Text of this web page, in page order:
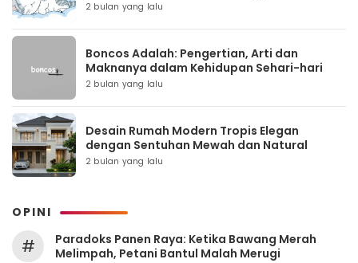
2 bulan yang lalu
Boncos Adalah: Pengertian, Arti dan
Maknanya dalam Kehidupan Sehari-hari
2 bulan yang lalu
Desain Rumah Modern Tropis Elegan
dengan Sentuhan Mewah dan Natural
2 bulan yang lalu
OPINI
#
Paradoks Panen Raya: Ketika Bawang Merah
Melimpah, Petani Bantul Malah Merugi